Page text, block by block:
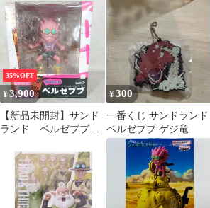
ーフ フィギュア 未開封
訳あり 箱潰れ・テープ
部分汚れ
コレクタブル フィギュ
ア サンドランド 国王軍
戦車隊104号車
35%OFF
¥3,900
【新品未開封】サンド
ランド ベルゼブブ
¥300
一番くじ サンドランド
ベルゼブブ ゲジ竜